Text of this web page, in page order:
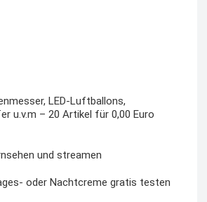
LED-Luftballons,
u.v.m – 20 Artikel für 0,00 Euro
und streamen
oder Nachtcreme gratis testen